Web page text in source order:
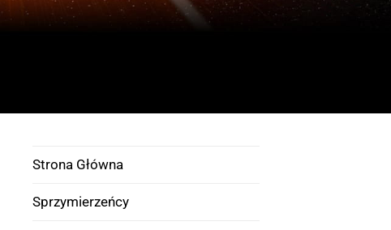
Strona Główna
Sprzymierzeńcy